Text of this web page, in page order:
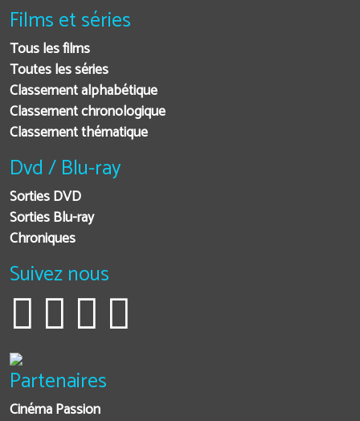
Films et séries
Tous les films
Toutes les séries
Classement alphabétique
Classement chronologique
Classement thématique
Dvd / Blu-ray
Sorties DVD
Sorties Blu-ray
Chroniques
Suivez nous
Partenaires
Cinéma Passion